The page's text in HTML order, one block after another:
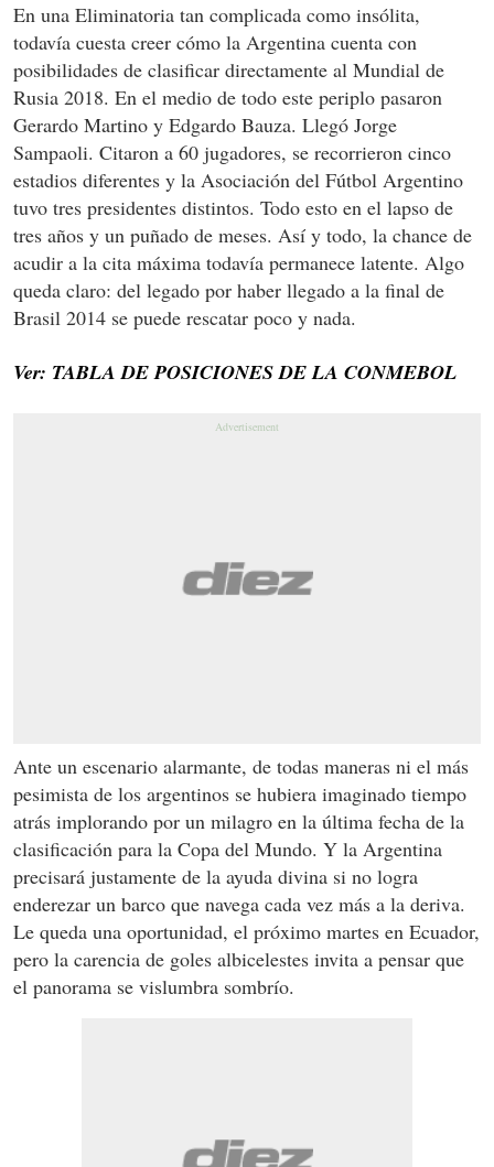
En una Eliminatoria tan complicada como insólita,
todavía cuesta creer cómo la Argentina cuenta con
posibilidades de clasificar directamente al Mundial de
Rusia 2018. En el medio de todo este periplo pasaron
Gerardo Martino y Edgardo Bauza. Llegó Jorge
Sampaoli. Citaron a 60 jugadores, se recorrieron cinco
estadios diferentes y la Asociación del Fútbol Argentino
tuvo tres presidentes distintos. Todo esto en el lapso de
tres años y un puñado de meses. Así y todo, la chance de
acudir a la cita máxima todavía permanece latente. Algo
queda claro: del legado por haber llegado a la final de
Brasil 2014 se puede rescatar poco y nada.
Ver: TABLA DE POSICIONES DE LA CONMEBOL
Ante un escenario alarmante, de todas maneras ni el más
pesimista de los argentinos se hubiera imaginado tiempo
atrás implorando por un milagro en la última fecha de la
clasificación para la Copa del Mundo. Y la Argentina
precisará justamente de la ayuda divina si no logra
enderezar un barco que navega cada vez más a la deriva.
Le queda una oportunidad, el próximo martes en Ecuador,
pero la carencia de goles albicelestes invita a pensar que
el panorama se vislumbra sombrío.